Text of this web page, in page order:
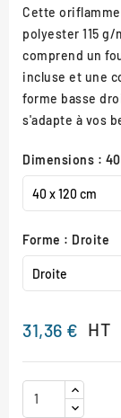
Cette
polyester 115 g/
comprend un
incluse et une
forme basse
s'adapte à vos
Dimensions : 40
Forme : Droite
31,36 € HT